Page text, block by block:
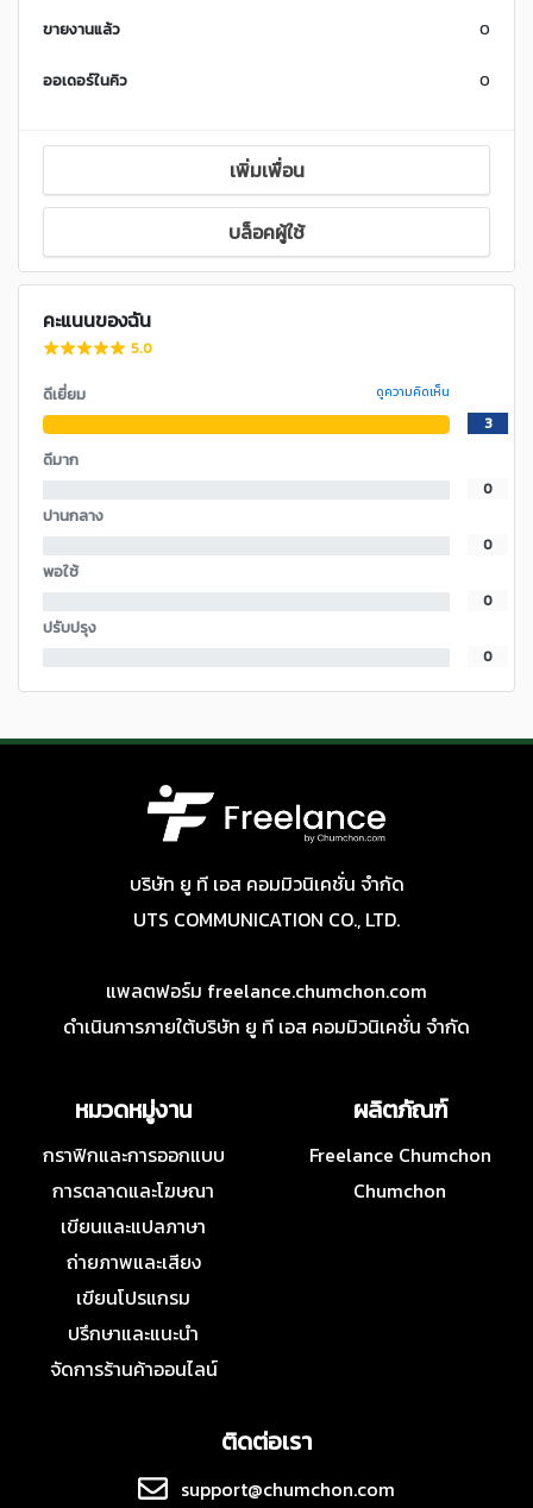
ขายงานแล้ว 0
ออเดอร์ในคิว 0
เพิ่มเพื่อน
บล็อคผู้ใช้
คะแนนของฉัน
5.0
ดีเยี่ยม ดูความคิดเห็น
3
ดีมาก
0
ปานกลาง
0
พอใช้
0
ปรับปรุง
0
บริษัท ยู ที เอส คอมมิวนิเคชั่น จำกัด
UTS COMMUNICATION CO., LTD.
แพลตฟอร์ม freelance.chumchon.com
ดำเนินการภายใต้บริษัท ยู ที เอส คอมมิวนิเคชั่น จำกัด
หมวดหมู่งาน
กราฟิกและการออกแบบ
การตลาดและโฆษณา
เขียนและแปลภาษา
ถ่ายภาพและเสียง
เขียนโปรแกรม
ปรึกษาและแนะนำ
จัดการร้านค้าออนไลน์
ผลิตภัณฑ์
Freelance Chumchon
Chumchon
ติดต่อเรา
support@chumchon.com